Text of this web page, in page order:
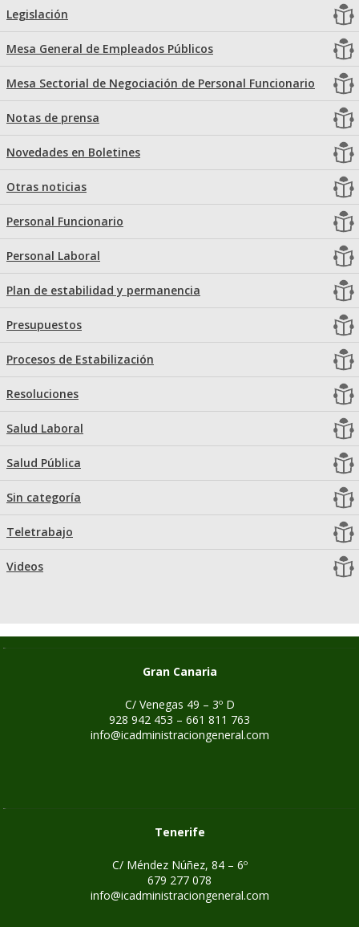
Legislación
Mesa General de Empleados Públicos
Mesa Sectorial de Negociación de Personal Funcionario
Notas de prensa
Novedades en Boletines
Otras noticias
Personal Funcionario
Personal Laboral
Plan de estabilidad y permanencia
Presupuestos
Procesos de Estabilización
Resoluciones
Salud Laboral
Salud Pública
Sin categoría
Teletrabajo
Videos
Gran Canaria
C/ Venegas 49 – 3º D
928 942 453 – 661 811 763
info@icadministraciongeneral.com
Tenerife
C/ Méndez Núñez, 84 – 6º
679 277 078
info@icadministraciongeneral.com